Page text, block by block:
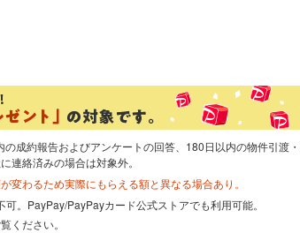
成約報告およびアンケートの回答、180日以内の物件引渡
連絡済みの場合は対象外。
変わるため実際にもらえる額と異なる場合あり。
。PayPay/PayPayカード公式ストアでも利用可能。
ください。